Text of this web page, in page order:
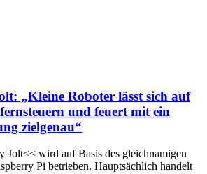
„Kleine Roboter lässt sich auf
und feuert mit ein
zielgenau“
Jolt<< wird auf Basis des gleichnamigen
Pi betrieben. Hauptsächlich handelt